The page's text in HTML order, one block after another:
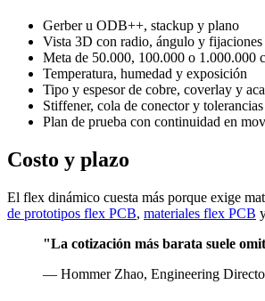
Gerber u ODB++, stackup y plano
Vista 3D con radio, ángulo y fijaciones
Meta de 50.000, 100.000 o 1.000.000
Temperatura, humedad y exposición
Tipo y espesor de cobre, coverlay y
Stiffener, cola de conector y tolerancias
Plan de prueba con continuidad en
Costo y plazo
El flex dinámico cuesta más porque exige
de prototipos flex PCB, materiales flex PCB
"La cotización más barata suele
— Hommer Zhao, Engineering